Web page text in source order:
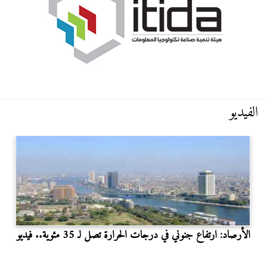
الفيديو
الأرصاد: ارتفاع جنوني في درجات الحرارة تصل لـ 35 مئوية.. فيديو